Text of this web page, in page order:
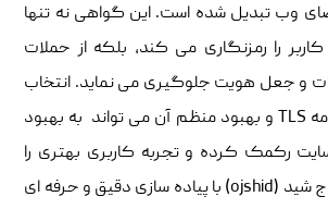
فضای وب تبدیل شده است. این گواهی نه تنها
کاربر را رمزنگاری می کند، بلکه از حملات
و جعل هویت جلوگیری می نماید. انتخاب
نوع مناسب گواهینامه TLS و بهبود منظم آن می تواند به بهبود
رکمک کرده و تجربه کاربری بهتری را
فراهم کند. سایت اوج شید (ojshid) با پیاده سازی دقیق و حرفه ای